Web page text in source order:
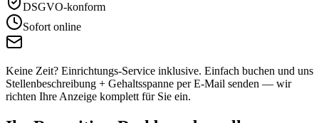
DSGVO-konform
Sofort online
Keine Zeit? Einrichtungs-Service inklusive. Einfach buchen und uns
Stellenbeschreibung + Gehaltsspanne per E-Mail senden — wir
richten Ihre Anzeige komplett für Sie ein.